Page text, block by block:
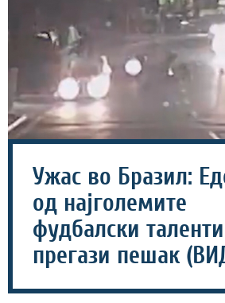
Ужас во Бразил:
од најголемите
фудбалски таленти
прегази пешак